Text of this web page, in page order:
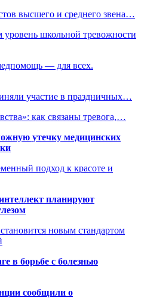
высшего и среднего звена…
школьной тревожности
— для всех.
участие в праздничных…
как связаны тревога,…
утечку медицинских
подход к красоте и
планируют
новым стандартом
в борьбе с болезнью
сообщили о